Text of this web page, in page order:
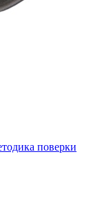
поверки